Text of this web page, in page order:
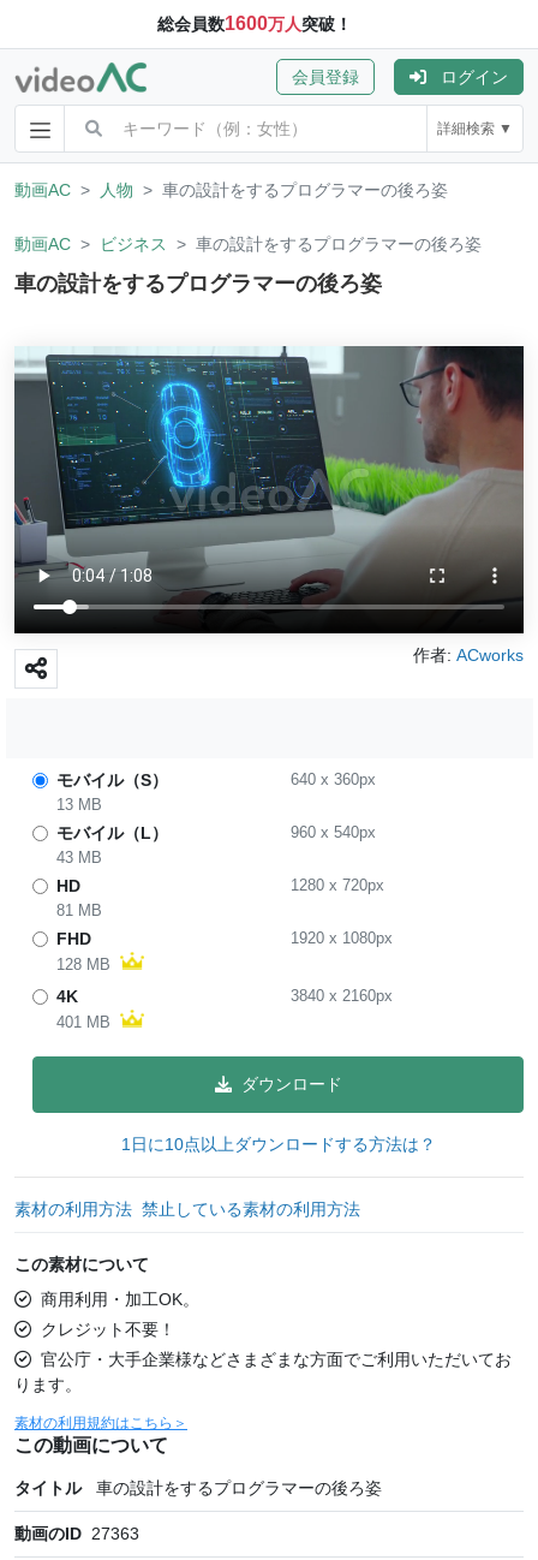
総会員数1600万人突破！
会員登録 ログイン
詳細検索 ▼
動画AC 人物 車の設計をするプログラマーの後ろ姿
動画AC ビジネス 車の設計をするプログラマーの後ろ姿
車の設計をするプログラマーの後ろ姿
作者: ACworks
モバイル（S） 640x 360px
13 MB
モバイル（L） 960x 540px
43 MB
HD 1280x 720px
81 MB
FHD 1920x 1080px
128 MB
4K 3840x 2160px
401 MB
ダウンロード
1日に10点以上ダウンロードする方法は？
素材の利用方法 禁止している素材の利用方法
この素材について
商用利用・加工OK。
クレジット不要！
官公庁・大手企業様などさまざまな方面でご利用いただいてお
ります。
素材の利用規約はこちら＞
この動画について
タイトル 車の設計をするプログラマーの後ろ姿
動画のID 27363